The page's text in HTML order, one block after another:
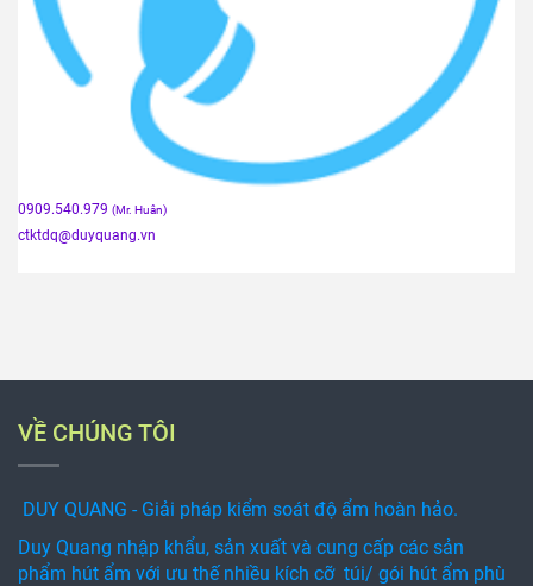
0909.540.979 (Mr. Huân)
ctktdq@duyquang.vn
VỀ CHÚNG TÔI
DUY QUANG - Giải pháp kiểm soát độ ẩm hoàn hảo.
Duy Quang nhập khẩu, sản xuất và cung cấp các sản
phẩm hút ẩm với ưu thế nhiều kích cỡ túi/ gói hút ẩm phù